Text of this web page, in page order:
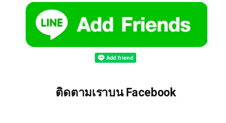
ติดตามเราบน Facebook